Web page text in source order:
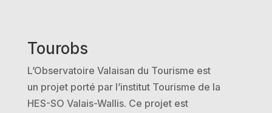
Tourobs
L’Observatoire Valaisan du Tourisme est
un projet porté par l’institut Tourisme de la
HES-SO Valais-Wallis. Ce projet est